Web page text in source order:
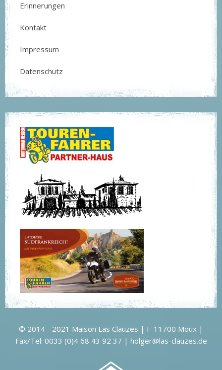
Erinnerungen
Kontakt
Impressum
Datenschutz
© 2014 - 2021 Maison Las Clauzes | F-11700 Moux |
Fax/Tel: 0033 (0)4 68 43 92 37 | holger@las-clauzes.de